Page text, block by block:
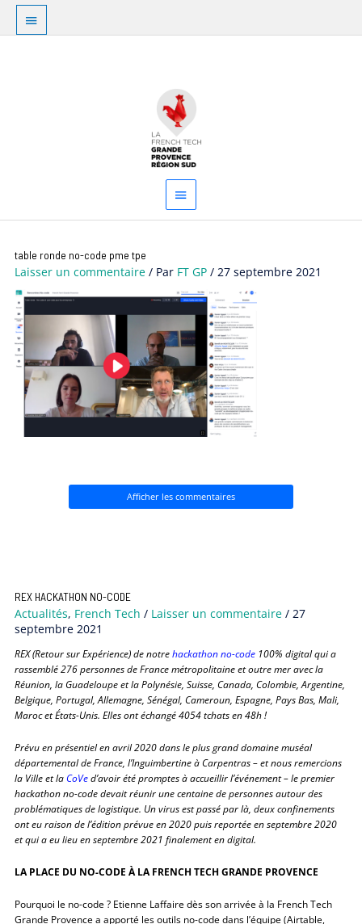
Aller
contenu
Au
dessus
principal
table ronde no-code pme tpe
Laisser un commentaire / Par FT GP/27 septembre 2021
Afficher les commentaires
REX HACKATHON NO-CODE
Actualités, French Tech / Laisser un commentaire / 27
septembre 2021
REX (Retour sur Expérience) de notrehackathon no-code 100% digital qui a
rassemblé 276 personnes de France métropolitaine et outre mer avec la
Réunion, la Guadeloupe et la Polynésie, Suisse, Canada, Colombie, Argentine,
Belgique, Portugal, Allemagne, Sénégal, Cameroun, Espagne, Pays Bas, Mali,
Maroc et États-Unis. Elles ont échangé 4054 tchats en 48h !
Prévu en présentiel en avril 2020 dans le plus grand domaine muséal
départemental de France, l’Inguimbertine à Carpentras – et nous remercions
la Ville et laCoVed’avoir été promptes à accueillir l’événement – le premier
hackathon no-code devait réunir une centaine de personnes autour des
problématiques de logistique. Un virus est passé par là, deux confinements
ont eu raison de l’édition prévue en 2020 puis reportée en septembre 2020
et qui a eu lieu en septembre 2021 finalement en digital.
LA PLACE DU NO-CODE À LA FRENCH TECH GRANDE PROVENCE
Pourquoi le no-code ? Etienne Laffaire dès son arrivée à la French Tech
Grande Provence a apporté les outils no-code dans l’équipe (Airtable,
des
articles